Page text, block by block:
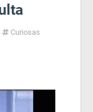
Curiosas